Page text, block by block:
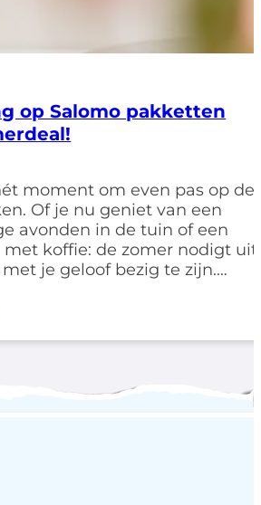
op Salomo pakketten
moment om even pas op de
Of je nu geniet van een
avonden in de tuin of een
koffie: de zomer nodigt uit
je geloof bezig te zijn.
je extra